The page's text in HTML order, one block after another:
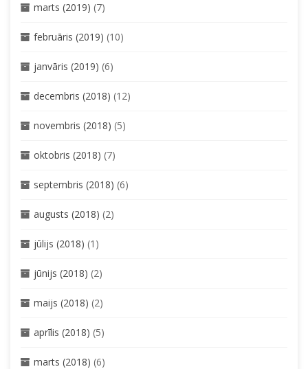
marts (2019) (7)
februāris (2019) (10)
janvāris (2019) (6)
decembris (2018) (12)
novembris (2018) (5)
oktobris (2018) (7)
septembris (2018) (6)
augusts (2018) (2)
jūlijs (2018) (1)
jūnijs (2018) (2)
maijs (2018) (2)
aprīlis (2018) (5)
marts (2018) (6)